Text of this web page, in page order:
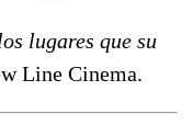
lugares que su
Line Cinema.